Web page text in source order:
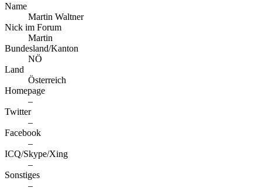
Name
Martin Waltner
Nick im Forum
Martin
Bundesland/Kanton
NÖ
Land
Österreich
Homepage
–
Twitter
–
Facebook
–
ICQ/Skype/Xing
–
Sonstiges
–